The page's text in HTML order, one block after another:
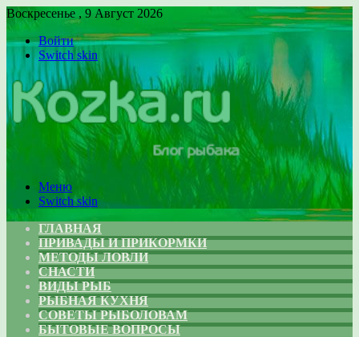
Воскресенье , 9 Август 2026
Войти
Switch skin
Меню
Switch skin
ГЛАВНАЯ
ПРИВАДЫ И ПРИКОРМКИ
МЕТОДЫ ЛОВЛИ
СНАСТИ
ВИДЫ РЫБ
РЫБНАЯ КУХНЯ
СОВЕТЫ РЫБОЛОВАМ
БЫТОВЫЕ ВОПРОСЫ